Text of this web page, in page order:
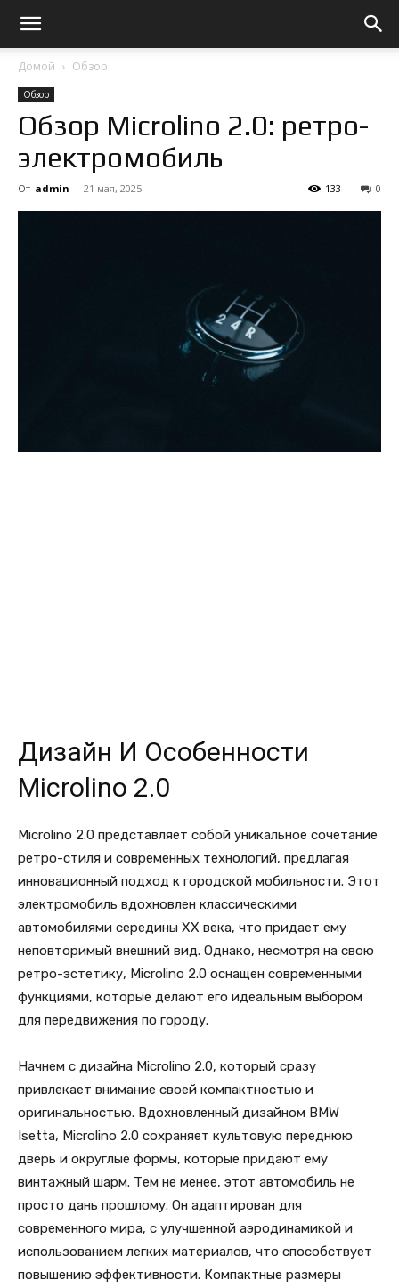
Домой Обзор
Обзор
Обзор Microlino 2.0: ретро-
электромобиль
От admin - 21 мая, 2025 0
133
Дизайн И Особенности
Microlino 2.0
Microlino 2.0 представляет собой уникальное сочетание
ретро-стиля и современных технологий, предлагая
инновационный подход к городской мобильности. Этот
электромобиль вдохновлен классическими
автомобилями середины XX века, что придает ему
неповторимый внешний вид. Однако, несмотря на свою
ретро-эстетику, Microlino 2.0 оснащен современными
функциями, которые делают его идеальным выбором
для передвижения по городу.
Начнем с дизайна Microlino 2.0, который сразу
привлекает внимание своей компактностью и
оригинальностью. Вдохновленный дизайном BMW
Isetta, Microlino 2.0 сохраняет культовую переднюю
дверь и округлые формы, которые придают ему
винтажный шарм. Тем не менее, этот автомобиль не
просто дань прошлому. Он адаптирован для
современного мира, с улучшенной аэродинамикой и
использованием легких материалов, что способствует
повышению эффективности. Компактные размеры